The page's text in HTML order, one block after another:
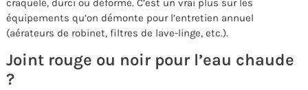
craquelé, durci ou déformé. C’est un vrai plus sur les
équipements qu’on démonte pour l’entretien annuel
(aérateurs de robinet, filtres de lave-linge, etc.).
Joint rouge ou noir pour l’eau chaude
?